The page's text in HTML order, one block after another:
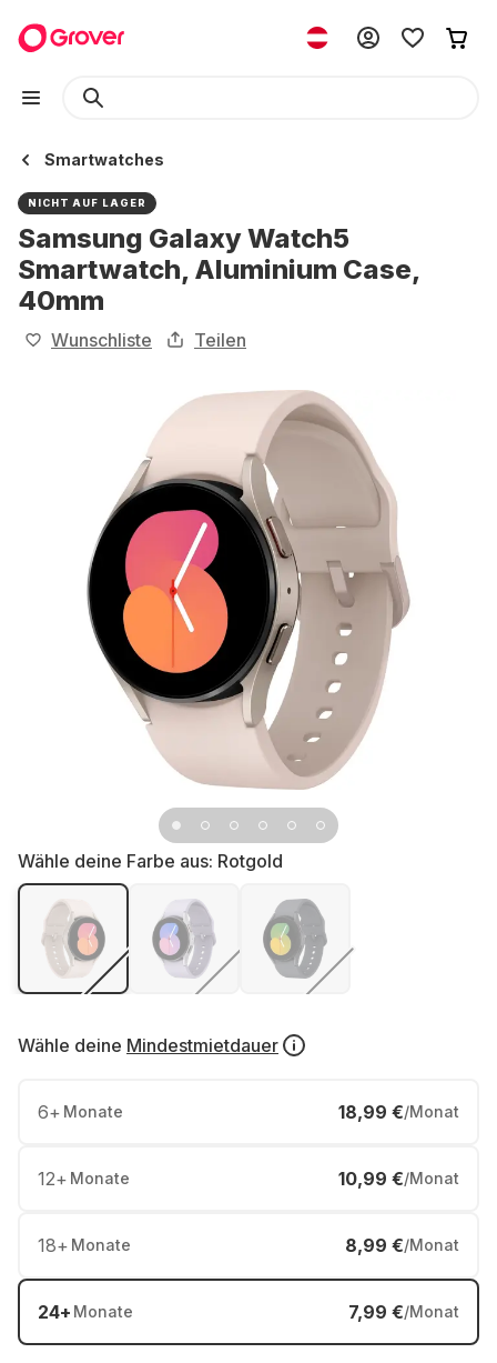
Smartwatches
NICHT AUF LAGER
Samsung Galaxy Watch5
Smartwatch, Aluminium Case,
40mm
Wunschliste Teilen
Wähle deine Farbe aus: Rotgold
Wähle deine Mindestmietdauer
6+ Monate 18,99 €/Monat
12+ Monate 10,99 €/Monat
18+ Monate 8,99 €/Monat
24+ Monate 7,99 €/Monat